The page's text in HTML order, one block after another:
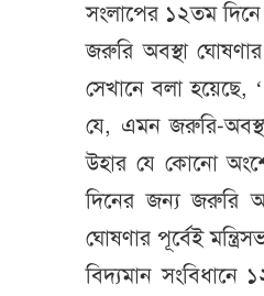
সংলাপের ১২তম
জরুরি অবস্থা
সেখানে বলা হয়েছে,
যে, এমন জরুরি-অবস্থা
উহার যে কোনো
দিনের জন্য জরুরি
ঘোষণার পূর্বেই
বিদ্যমান